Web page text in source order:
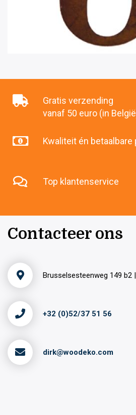
Gratis verzending
vanaf 50 euro (in
Kwaliteit én betaalbare
Top klantenservice
Contacteer ons
Brusselsesteenweg 149 b2
+32 (0)52/37 51 56
dirk@woodeko.com